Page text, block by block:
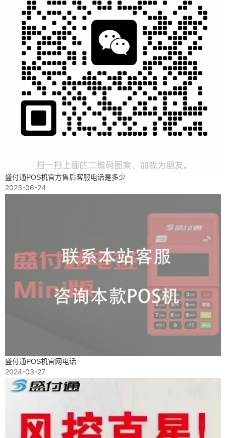
盛付通POS机官方售后客服电话是多少
2023-06-24
盛付通POS机官网电话
2024-03-27